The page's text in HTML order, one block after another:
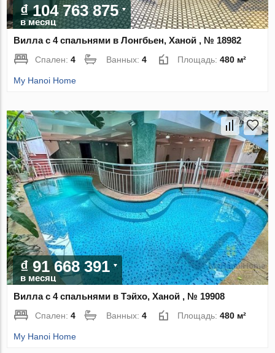
₫ 104 763 875
в месяц
Вилла с 4 спальнями в Лонгбьен, Ханой , № 18982
Спален:4 Ванных:4 Площадь:480 м²
My Hanoi Home
₫ 91 668 391
в месяц
Вилла с 4 спальнями в Тэйхо, Ханой , № 19908
Спален:4 Ванных:4 Площадь:480 м²
My Hanoi Home